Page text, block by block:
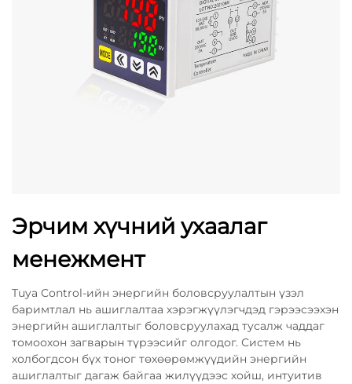
Эрчим хүчний ухаалаг
менежмент
Tuya Control-ийн энергийн боловсруулалтын үзэл
баримтлал нь ашиглалтаа хэрэгжүүлэгчдэд гэрээсээхэн
энергийн ашиглалтыг боловсруулахад тусалж чаддаг
томоохон загварын түрээсийг олгодог. Систем нь
холбогдсон бүх тоног төхөөрөмжүүдийн энергийн
ашиглалтыг дагаж байгаа жилүүдээс хойш, интуитив